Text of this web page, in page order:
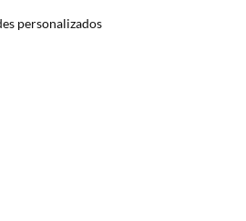
personalizados